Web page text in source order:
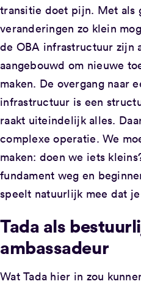
transitie doet pijn. Met als
veranderingen zo klein
de OBA infrastructuur zijn
aangebouwd om nieuwe
maken. De overgang naar
infrastructuur is een
raakt uiteindelijk alles.
complexe operatie. We
maken: doen we iets
fundament weg en
speelt natuurlijk mee dat
Tada als
ambassadeur
Wat Tada hier in zou